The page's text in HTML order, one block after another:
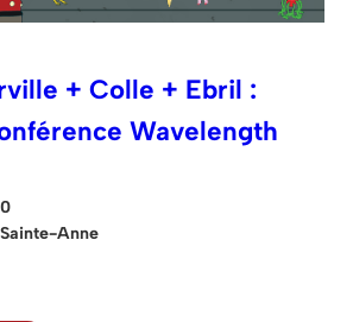
+ Colle + Ebril :
Wavelength
Anne